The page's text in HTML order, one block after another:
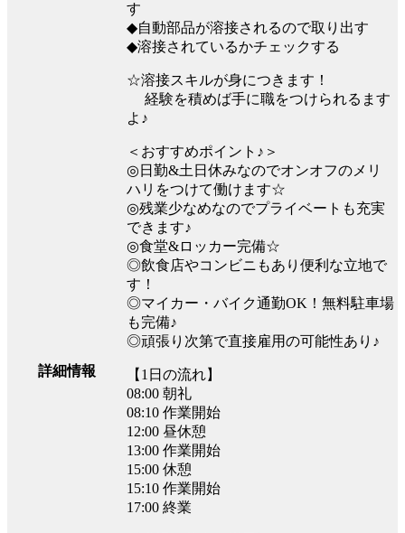
詳細情報
す
◆自動部品が溶接されるので取り出す
◆溶接されているかチェックする
☆溶接スキルが身につきます！
経験を積めば手に職をつけられるます
よ♪
＜おすすめポイント♪＞
◎日勤&土日休みなのでオンオフのメリ
ハリをつけて働けます☆
◎残業少なめなのでプライベートも充実
できます♪
◎食堂&ロッカー完備☆
◎飲食店やコンビニもあり便利な立地で
す！
◎マイカー・バイク通勤OK！無料駐車場
も完備♪
◎頑張り次第で直接雇用の可能性あり♪
【1日の流れ】
08:00 朝礼
08:10 作業開始
12:00 昼休憩
13:00 作業開始
15:00 休憩
15:10 作業開始
17:00 終業